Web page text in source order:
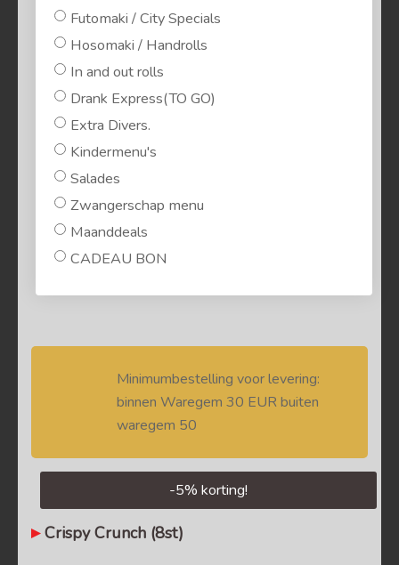
Futomaki / City Specials
Hosomaki / Handrolls
In and out rolls
Drank Express(TO GO)
Extra Divers.
Kindermenu's
Salades
Zwangerschap menu
Maanddeals
CADEAU BON
Minimumbestelling voor levering:
binnen Waregem 30 EUR buiten
waregem 50
-5% korting!
Crispy Crunch (8st)